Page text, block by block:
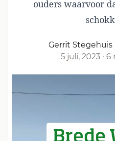
ouders waarvoor
Gerrit Stegehuis|
5 juli, 2023 · 6